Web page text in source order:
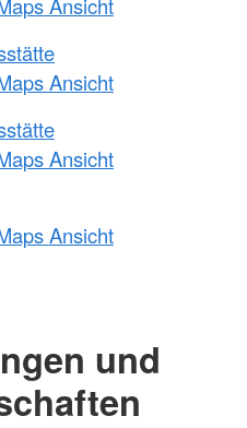
Ansicht
Ansicht
Ansicht
und